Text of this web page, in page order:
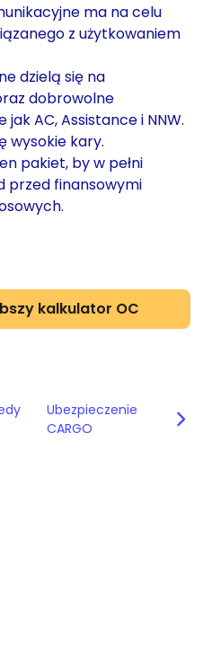
ma na celu
z użytkowaniem
dzielą się na
dobrowolne
AC, Assistance i NNW.
wysokie kary.
pakiet, by w pełni
przed finansowymi
kalkulator OC
Ubezpieczenie
CARGO